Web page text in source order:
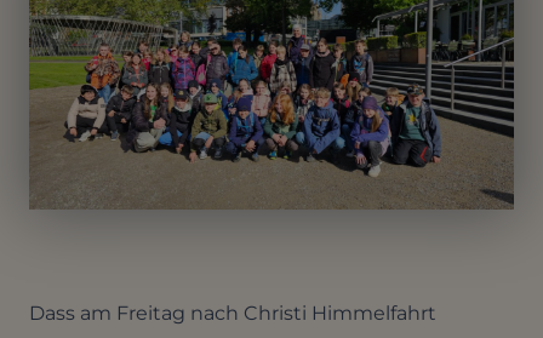
Dass am Freitag nach Christi Himmelfahrt